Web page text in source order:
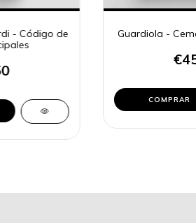
- Código de
Guardiola -
COMPRAR